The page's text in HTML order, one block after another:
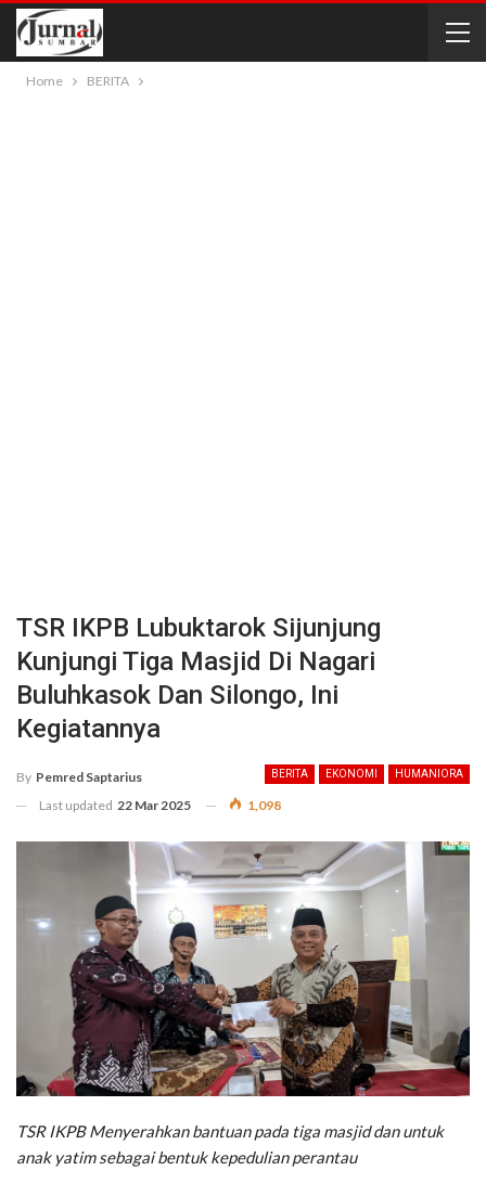
Home BERITA
TSR IKPB Lubuktarok Sijunjung
Kunjungi Tiga Masjid Di Nagari
Buluhkasok Dan Silongo, Ini
Kegiatannya
BERITA EKONOMI HUMANIORA
By Pemred Saptarius
Last updated 22 Mar 2025 1,098
TSR IKPB Menyerahkan bantuan pada tiga masjid dan untuk
anak yatim sebagai bentuk kepedulian perantau